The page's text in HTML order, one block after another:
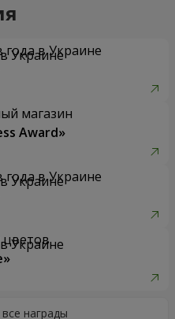
в Украине
магазин
Award»
в Украине
цветов